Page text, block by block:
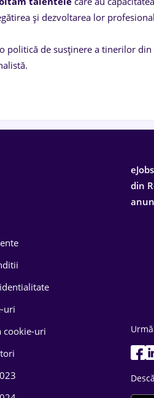
și dezvoltarea lor
politică de susținere a tinerilor
uri
cookie-uri
din